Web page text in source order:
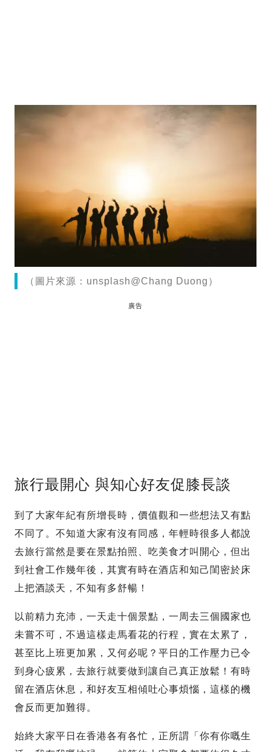
（圖片來源：unsplash@Chang Duong）
廣告
旅行最開心 與知心好友促膝長談
到了大家年紀有所增長時，價值觀和一些想法又有點
不同了。不知道大家有沒有同感，年輕時很多人都說
去旅行當然是要在景點拍照、吃美食才叫開心，但出
到社會工作幾年後，其實有時在酒店和知己閨密於床
上把酒談天，不知有多舒暢！
以前精力充沛，一天走十個景點，一周去三個國家也
未嘗不可，不過這樣走馬看花的行程，實在太累了，
甚至比上班更加累，又何必呢？平日的工作壓力已令
到身心疲累，去旅行就要做到讓自己真正放鬆！有時
留在酒店休息，和好友互相傾吐心事煩惱，這樣的機
會反而更加難得。
始終大家平日在香港各有各忙，正所謂「你有你嘅生